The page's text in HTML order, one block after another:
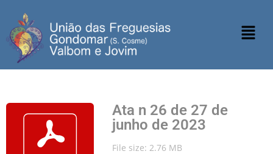
Ata n 26 de 27 de
junho de 2023
File size: 2.76 MB